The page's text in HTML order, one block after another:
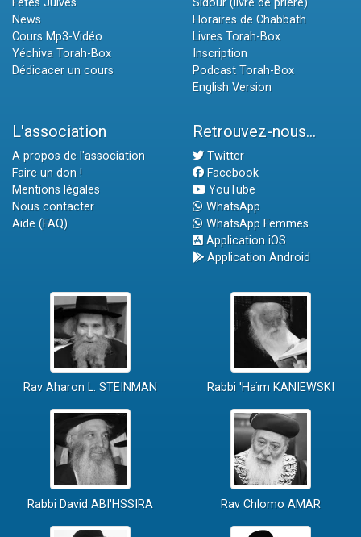
Fêtes Juives
News
Cours Mp3-Vidéo
Yéchiva Torah-Box
Dédicacer un cours
Sidour (livre de prière)
Horaires de Chabbath
Livres Torah-Box
Inscription
Podcast Torah-Box
English Version
L'association
A propos de l'association
Faire un don !
Mentions légales
Nous contacter
Aide (FAQ)
Retrouvez-nous...
Twitter
Facebook
YouTube
WhatsApp
WhatsApp Femmes
Application iOS
Application Android
Rav Aharon L. STEINMAN Rabbi 'Haïm KANIEWSKI
Rabbi David ABI'HSSIRA Rav Chlomo AMAR